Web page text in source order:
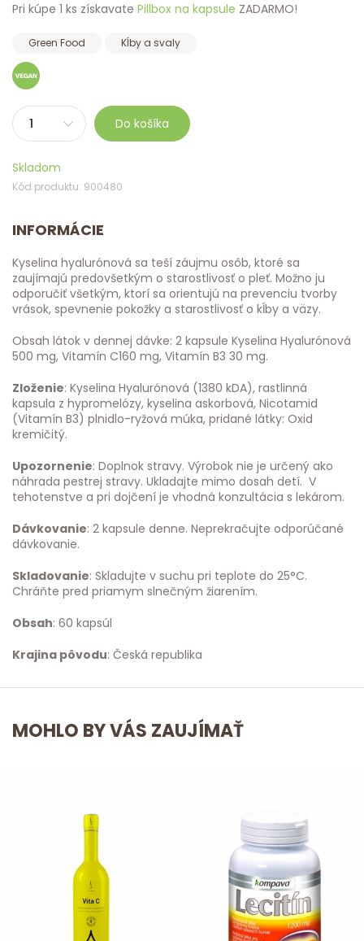
Pri kúpe 1 ks získavate Pillbox na kapsule ZADARMO!
Green Food Kĺby a svaly
Do košíka
Skladom
Kód produktu: 900480
INFORMÁCIE
Kyselina hyalurónová sa teší záujmu osôb, ktoré sa
zaujímajú predovšetkým o starostlivosť o pleť. Možno ju
odporučiť všetkým, ktorí sa orientujú na prevenciu tvorby
vrások, spevnenie pokožky a starostlivosť o kĺby a väzy.
Obsah látok v dennej dávke: 2 kapsule Kyselina Hyalurónová
500 mg, Vitamín C160 mg, Vitamín B3 30 mg.
Zloženie: Kyselina Hyalurónová (1380 kDA), rastlinná
kapsula z hypromelózy, kyselina askorbová, Nicotamid
(Vitamín B3) plnidlo-ryžová múka, pridané látky: Oxid
kremičitý.
Upozornenie: Doplnok stravy. Výrobok nie je určený ako
náhrada pestrej stravy. Ukladajte mimo dosah detí. V
tehotenstve a pri dojčení je vhodná konzultácia s lekárom.
Dávkovanie: 2 kapsule denne. Neprekračujte odporúčané
dávkovanie.
Skladovanie: Skladujte v suchu pri teplote do 25°C.
Chráňte pred priamym slnečným žiarením.
Obsah: 60 kapsúl
Krajina pôvodu: Česká republika
MOHLO BY VÁS ZAUJÍMAŤ